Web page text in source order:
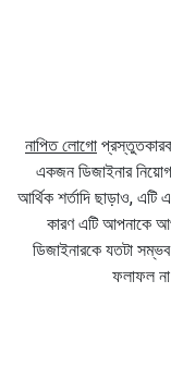
নাপিত লোগো
একজন ডিজাইনার নিয়োগ
আর্থিক শর্তাদি ছাড়াও,
কারণ এটি আপনাকে
ডিজাইনারকে যতটা সম্ভব
ফলাফল না